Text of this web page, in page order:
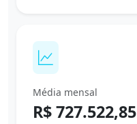
Média mensal
R$ 727.522,85